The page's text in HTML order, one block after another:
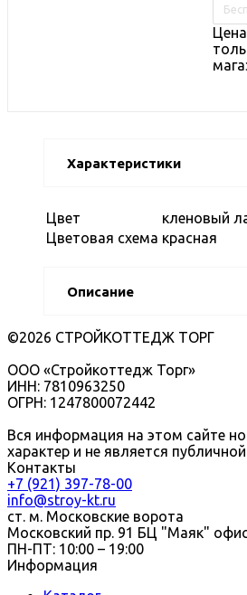
Характеристики
Цвет
кленовый
Цветовая схема красная
Описание
©2026 СТРОЙКОТТЕДЖ ТОРГ
ООО «Стройкоттедж Торг»
ИНН: 7810963250
ОГРН: 1247800072442
Вся информация на этом сайте
характер и не является
Контакты
+7 (921) 397-78-00
info@stroy-kt.ru
ст. м. Московские ворота
Московский пр. 91 БЦ "Маяк"
ПН-ПТ: 10:00 – 19:00
Информация